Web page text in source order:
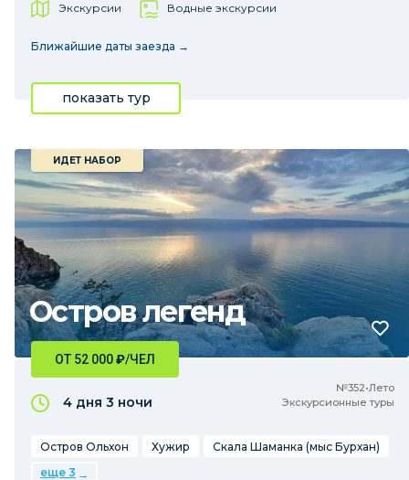
Экскурсии Водные экскурсии
Ближайшие даты заезда →
показать тур
Остров легенд
ИДЕТ НАБОР
№352•Лето
Экскурсионные туры
ОТ 52 000₽/ЧЕЛ
4 дня 3 ночи
Остров Ольхон Хужир
Скала Шаманка (мыс Бурхан)
еще 3